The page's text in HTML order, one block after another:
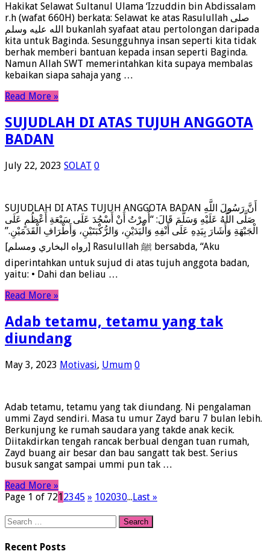
Hakikat Selawat Sultanul Ulama ‘Izzuddin bin Abdissalam
r.h (wafat 660H) berkata: Selawat ke atas Rasulullah صلى
الله عليه وسلم bukanlah syafaat atau pertolongan daripada
kita untuk Baginda. Sesungguhnya insan seperti kita tidak
berhak memberi bantuan kepada insan seperti Baginda.
Namun Allah SWT memerintahkan kita supaya membalas
kebaikan siapa sahaja yang …
Read More »
SUJUDLAH DI ATAS TUJUH ANGGOTA
BADAN
July 22, 2023 SOLAT 0
SUJUDLAH DI ATAS TUJUH ANGGOTA BADAN أَنَّ رَسُولَ اللَّهِ
صَلَّى اللَّهُ عَلَيْهِ وَسَلَّمَ قَالَ: “أُمِرْتُ أَنْ أَسْجُدَ عَلَى سَبْعَةِ أَعْظُمٍ عَلَى
الْجَبْهَةِ وَأَشَارَ بِيَدِهِ عَلَى أَنْفِهِ وَالْيَدَيْنِ، وَالرُّكْبَتَيْنِ، وَأَطْرَافِ الْقَدَمَيْنِ.”
[رواه البخاري ومسلم] Rasulullah ﷺ bersabda, “Aku
diperintahkan untuk sujud di atas tujuh anggota badan,
yaitu: • Dahi dan beliau …
Read More »
Adab tetamu, tetamu yang tak
diundang
May 3, 2023 Motivasi, Umum 0
Adab tetamu, tetamu yang tak diundang. Ni pengalaman
ummi Zayd sendiri. Masa tu umur Zayd baru 7 bulan lebih.
Berkunjung ke rumah saudara yang takde anak kecik.
Diitakdirkan tengah rancak berbual dengan tuan rumah,
Zayd buang air besar dan bau sangatt tak best. Serius
busuk sangat sampai ummi pun tak …
Read More »
Page 1 of 7212345 » 102030...Last »
Search
Recent Posts